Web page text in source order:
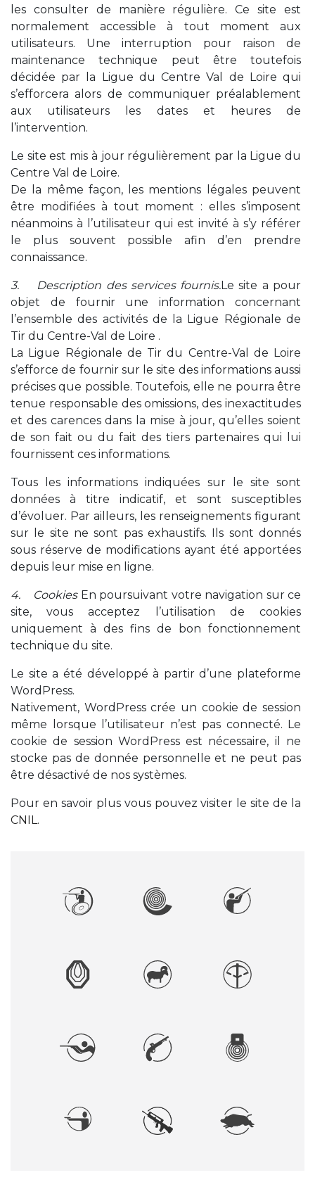
les consulter de manière régulière. Ce site est
normalement accessible à tout moment aux
utilisateurs. Une interruption pour raison de
maintenance technique peut être toutefois
décidée par la Ligue du Centre Val de Loire qui
s’efforcera alors de communiquer préalablement
aux utilisateurs les dates et heures de
l’intervention.
Le site est mis à jour régulièrement par la Ligue du
Centre Val de Loire.
De la même façon, les mentions légales peuvent
être modifiées à tout moment : elles s’imposent
néanmoins à l’utilisateur qui est invité à s’y référer
le plus souvent possible afin d’en prendre
connaissance.
3. Description des services fournis.Le site a pour
objet de fournir une information concernant
l’ensemble des activités de la Ligue Régionale de
Tir du Centre-Val de Loire .
La Ligue Régionale de Tir du Centre-Val de Loire
s’efforce de fournir sur le site des informations aussi
précises que possible. Toutefois, elle ne pourra être
tenue responsable des omissions, des inexactitudes
et des carences dans la mise à jour, qu’elles soient
de son fait ou du fait des tiers partenaires qui lui
fournissent ces informations.
Tous les informations indiquées sur le site sont
données à titre indicatif, et sont susceptibles
d’évoluer. Par ailleurs, les renseignements figurant
sur le site ne sont pas exhaustifs. Ils sont donnés
sous réserve de modifications ayant été apportées
depuis leur mise en ligne.
4. Cookies En poursuivant votre navigation sur ce
site, vous acceptez l’utilisation de cookies
uniquement à des fins de bon fonctionnement
technique du site.
Le site a été développé à partir d’une plateforme
WordPress.
Nativement, WordPress crée un cookie de session
même lorsque l’utilisateur n’est pas connecté. Le
cookie de session WordPress est nécessaire, il ne
stocke pas de donnée personnelle et ne peut pas
être désactivé de nos systèmes.
Pour en savoir plus vous pouvez visiter le site de la
CNIL.